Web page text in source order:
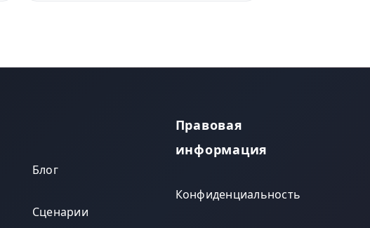
Блог
Сценарии
Правовая
информация
Конфиденциальность